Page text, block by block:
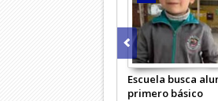
Escuela busca
primero básico